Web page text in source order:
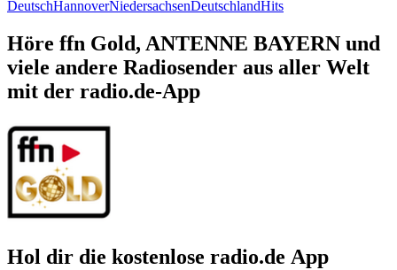
DeutschHannoverNiedersachsenDeutschlandHits
Höre ffn Gold, ANTENNE BAYERN und
viele andere Radiosender aus aller Welt
mit der radio.de-App
Hol dir die kostenlose radio.de App